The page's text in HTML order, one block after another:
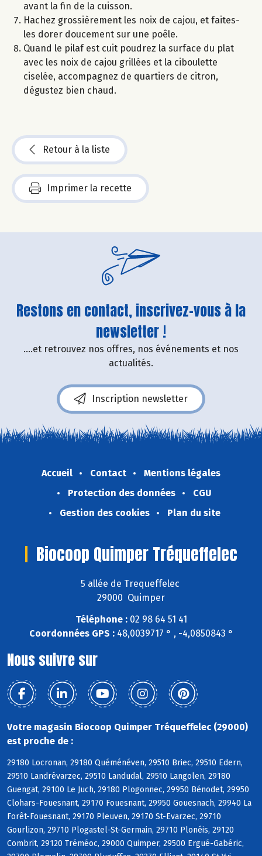
avant la fin de la cuisson.
Hachez grossièrement les noix de cajou, et faites-
les dorer doucement sur une poêle.
Quand le pilaf est cuit poudrez la surface du plat
avec les noix de cajou grillées et la ciboulette
ciselée, accompagnez de quartiers de citron,
dégustez bien chaud.
Retour à la liste
Imprimer la recette
Restons en contact, inscrivez-vous à la
newsletter !
....et retrouvez nos offres, nos événements et nos
actualités.
Inscription newsletter
Accueil Contact
Mentions légales
Protection des données
CGU
Gestion des cookies
Plan du site
Biocoop Quimper Tréqueffelec
5 allée de Trequeffelec
29000 Quimper
Téléphone :02 98 64 51 41
Coordonnées GPS :48,0039717 ° , -4,0850843 °
Nous suivre sur
Votre magasin Biocoop Quimper Tréqueffelec (29000)
est proche de :
29180 Locronan, 29180 Quéménéven, 29510 Briec, 29510 Edern,
29510 Landrévarzec, 29510 Landudal, 29510 Langolen, 29180
Guengat, 29100 Le Juch, 29180 Plogonnec, 29950 Bénodet, 29950
Clohars-Fouesnant, 29170 Fouesnant, 29950 Gouesnach, 29940 La
Forêt-Fouesnant, 29170 Pleuven, 29170 St-Evarzec, 29710
Gourlizon, 29710 Plogastel-St-Germain, 29710 Plonéis, 29120
Combrit, 29120 Tréméoc, 29000 Quimper, 29500 Ergué-Gabéric,